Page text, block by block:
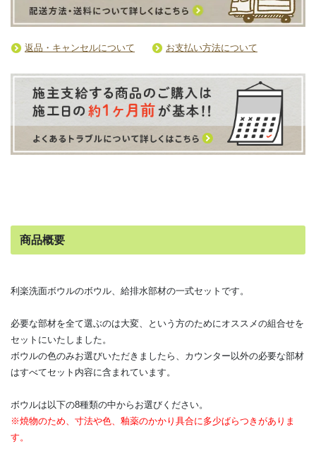
返品・キャンセルについて お支払い方法について
商品概要
利楽洗面ボウルのボウル、給排水部材の一式セットです。
必要な部材を全て選ぶのは大変、という方のためにオススメの組合せを
セットにいたしました。
ボウルの色のみお選びいただきましたら、カウンター以外の必要な部材
はすべてセット内容に含まれています。
ボウルは以下の8種類の中からお選びください。
※焼物のため、寸法や色、釉薬のかかり具合に多少ばらつきがありま
す。